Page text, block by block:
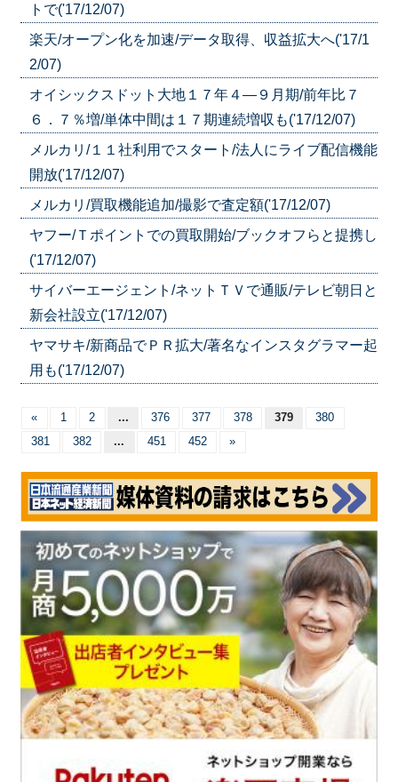
トで('17/12/07)
楽天/オープン化を加速/データ取得、収益拡大へ('17/1
2/07)
オイシックスドット大地１７年４―９月期/前年比７
６．７％増/単体中間は１７期連続増収も('17/12/07)
メルカリ/１１社利用でスタート/法人にライブ配信機能
開放('17/12/07)
メルカリ/買取機能追加/撮影で査定額('17/12/07)
ヤフー/Ｔポイントでの買取開始/ブックオフらと提携し
('17/12/07)
サイバーエージェント/ネットＴＶで通販/テレビ朝日と
新会社設立('17/12/07)
ヤマサキ/新商品でＰＲ拡大/著名なインスタグラマー起
用も('17/12/07)
« 1 2 ... 376 377 378 379
380
381
382 ... 451 452 »